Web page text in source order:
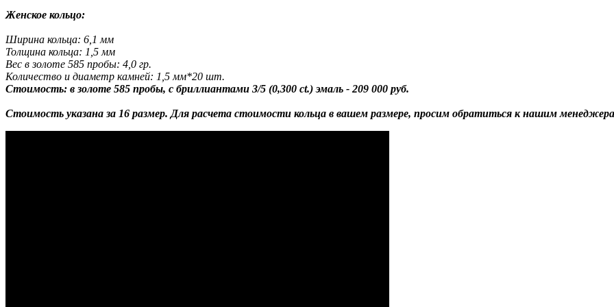
Женское кольцо:
Ширина кольца: 6,1 мм
Толщина кольца: 1,5 мм
Вес в золоте 585 пробы: 4,0 гр.
Количество и диаметр камней: 1,5 мм*20 шт.
Стоимость: в золоте 585 пробы, с бриллиантами 3/5 (0,300 ct.) эмаль - 209 000 руб.
Стоимость указана за 16 размер. Для расчета стоимости кольца в вашем размере, просим обратиться к нашим